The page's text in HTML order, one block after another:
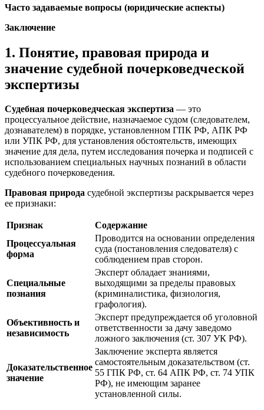
Часто задаваемые вопросы (юридические аспекты)
Заключение
1. Понятие, правовая природа и
значение судебной почерковедческой
экспертизы
Судебная почерковедческая экспертиза — это
процессуальное действие, назначаемое судом (следователем,
дознавателем) в порядке, установленном ГПК РФ, АПК РФ
или УПК РФ, для установления обстоятельств, имеющих
значение для дела, путем исследования почерка и подписей с
использованием специальных научных познаний в области
судебного почерковедения.
Правовая природа судебной экспертизы раскрывается через
ее признаки:
Признак
Содержание
Процессуальная
форма
Проводится на основании определения
суда (постановления следователя) с
соблюдением прав сторон.
Специальные
познания
Эксперт обладает знаниями,
выходящими за пределы правовых
(криминалистика, физиология,
графология).
Объективность и
независимость
Эксперт предупреждается об уголовной
ответственности за дачу заведомо
ложного заключения (ст. 307 УК РФ).
Доказательственное
значение
Заключение эксперта является
самостоятельным доказательством (ст.
55 ГПК РФ, ст. 64 АПК РФ, ст. 74 УПК
РФ), не имеющим заранее
установленной силы.